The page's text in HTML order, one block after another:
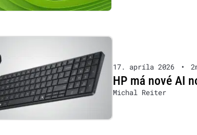
17. apríla 2026 •
HP má nové AI
Michal Reiter